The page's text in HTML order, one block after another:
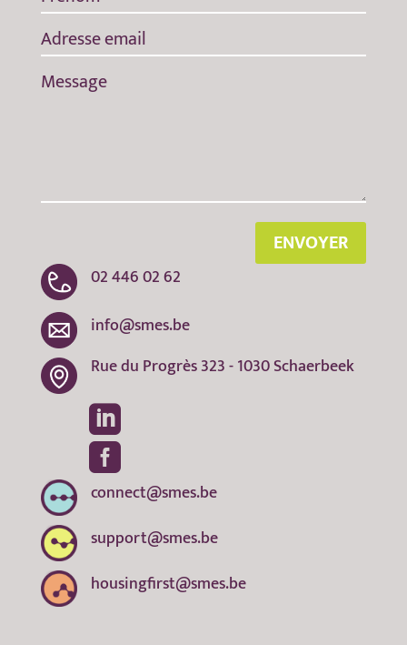
ENVOYER
02 446 02 62
info@smes.be
Rue du Progrès 323 - 1030 Schaerbeek


connect@smes.be
support@smes.be
housingfirst@smes.be